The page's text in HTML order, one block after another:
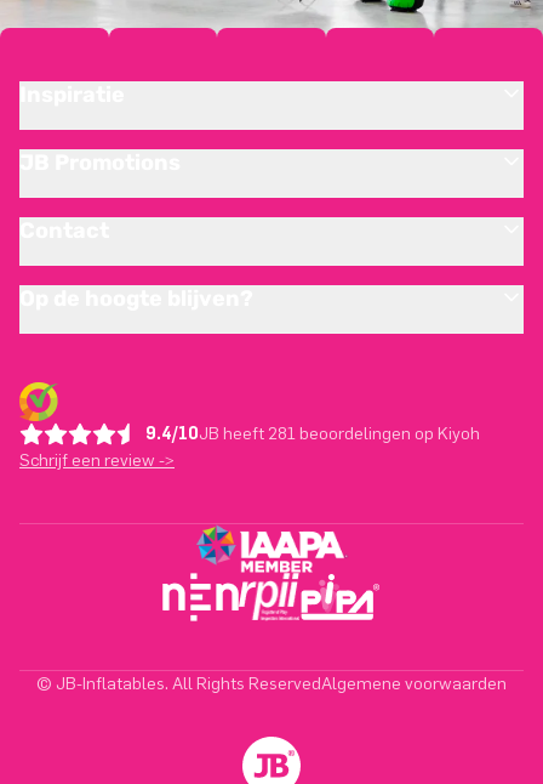
9.4/10JB heeft 281 beoordelingen op Kiyoh
Schrijf een review ->
© JB-Inflatables. All Rights ReservedAlgemene voorwaarden